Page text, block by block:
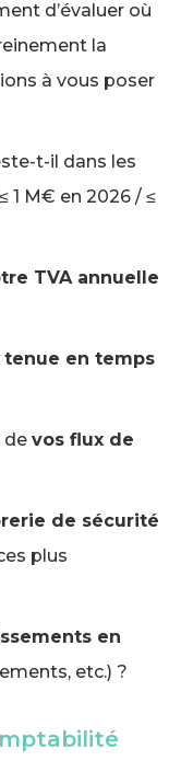
d’évaluer où
la
à vous poser
t-il dans les
1 M€ en 2026 / ≤
TVA annuelle
tenue en temps
de vos flux de
de sécurité
plus
en
etc.) ?